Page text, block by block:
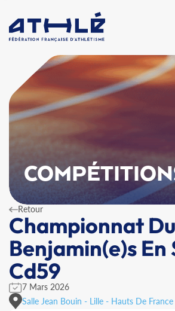
Retour
Championnat
Benjamin(e)s En
Cd59
7 Mars 2026
Salle Jean Bouin - Lille - Hauts De France